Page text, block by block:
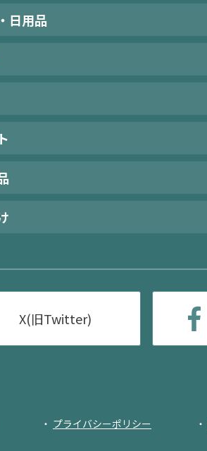
日用品
X(旧Twitter)
プライバシーポリシー